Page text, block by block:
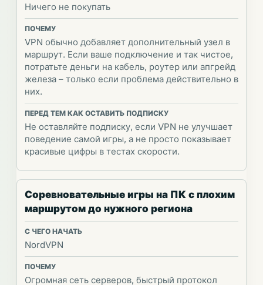
Ничего не покупать
VPN обычно добавляет дополнительный узел в
маршрут. Если ваше подключение и так чистое,
потратьте деньги на кабель, роутер или апгрейд
железа – только если проблема действительно в
них.
Не оставляйте подписку, если VPN не улучшает
поведение самой игры, а не просто показывает
красивые цифры в тестах скорости.
Соревновательные игры на ПК с плохим
маршрутом до нужного региона
NordVPN
Огромная сеть серверов, быстрый протокол